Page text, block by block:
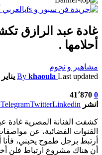
غادة عبد الرازق
أحلامها .
مشاهير و نجوم
By khaoula Last updated يناير 28, 2020
0 41٬870
انشر
TelegramTwitterLinkedin
كشفت الفنانة المصرية غادة
القنوات الفضائية، عن
أرتبط برجل طموح يحبني، فأنا
أن هناك مشروع ارتباط فلن